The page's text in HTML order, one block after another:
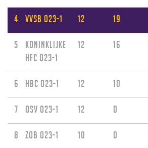
4 VVSB O23-1 12 19
5
Koninklijke
HFC O23-1
12 16
6 HBC O23-1 12 10
7 OSV O23-1 12 0
8 ZOB O23-1 10 0